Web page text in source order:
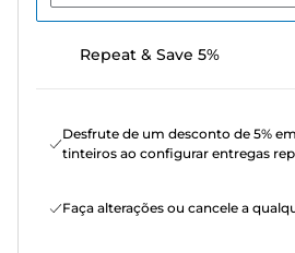
Repeat & Save 5%
Desfrute de um desconto de 5%
tinteiros ao configurar entregas
Faça alterações ou cancele a